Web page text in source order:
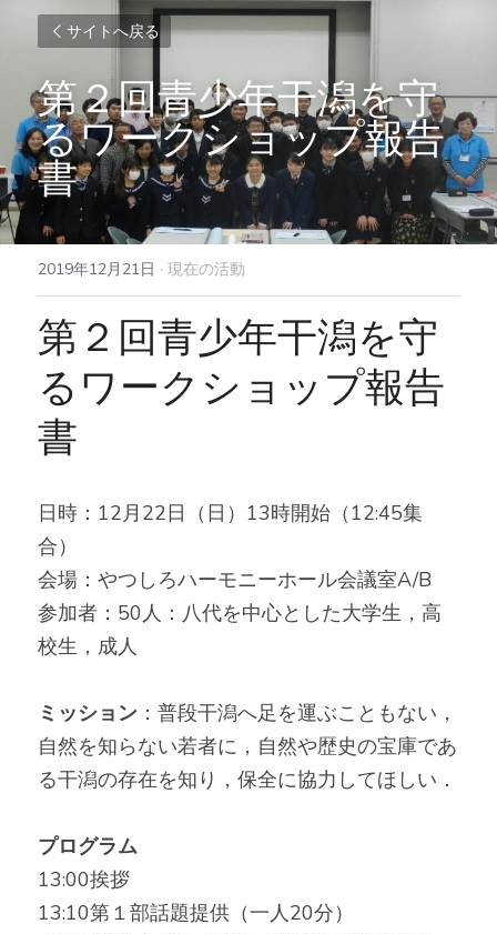
サイトへ戻る
第２回青少年干潟を守
るワークショップ報告
書
2019年12月21日 · 現在の活動
第２回青少年干潟を守
るワークショップ報告
書
日時：12月22日（日）13時開始（12:45集
合）
会場：やつしろハーモニーホール会議室A/B
参加者：50人：八代を中心とした大学生，高
校生，成人
ミッション ：普段干潟へ足を運ぶこともない，
自然を知らない若者に，自然や歴史の宝庫であ
る干潟の存在を知り，保全に協力してほしい．
プログラム
13:00挨拶
13:10第１部話題提供（一人20分）